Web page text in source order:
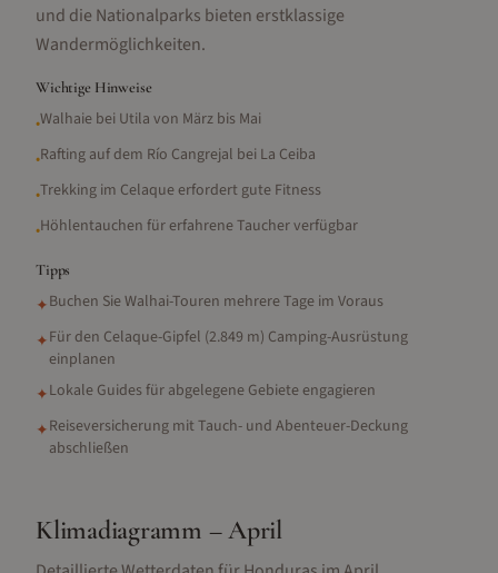
und die Nationalparks bieten erstklassige
Wandermöglichkeiten.
Wichtige Hinweise
•Walhaie bei Utila von März bis Mai
•Rafting auf dem Río Cangrejal bei La Ceiba
•Trekking im Celaque erfordert gute Fitness
•Höhlentauchen für erfahrene Taucher verfügbar
Tipps
✦Buchen Sie Walhai-Touren mehrere Tage im Voraus
✦Für den Celaque-Gipfel (2.849 m) Camping-Ausrüstung
einplanen
✦Lokale Guides für abgelegene Gebiete engagieren
✦Reiseversicherung mit Tauch- und Abenteuer-Deckung
abschließen
Klimadiagramm –April